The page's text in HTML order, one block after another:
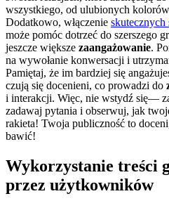
wszystkiego, od ulubionych
Dodatkowo, włączenie skutecznych
może pomóc dotrzeć do szerszego
jeszcze większe zaangażowanie.
na wywołanie konwersacji i
Pamiętaj, że im bardziej się
czują się docenieni, co prowadzi do
i interakcji. Więc, nie wstydź się—
zadawaj pytania i obserwuj, jak
rakieta! Twoja publiczność to
bawić!
Wykorzystanie treści
przez użytkowników